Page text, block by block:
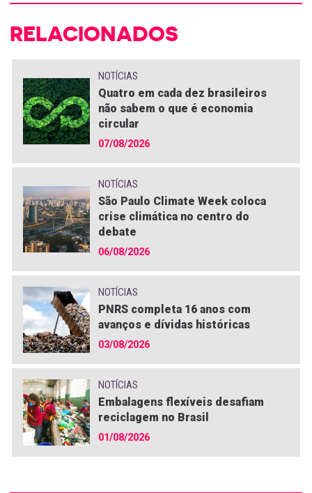
RELACIONADOS
NOTÍCIAS
Quatro em cada dez brasileiros
não sabem o que é economia
circular
07/08/2026
NOTÍCIAS
São Paulo Climate Week coloca
crise climática no centro do
debate
06/08/2026
NOTÍCIAS
PNRS completa 16 anos com
avanços e dívidas históricas
03/08/2026
NOTÍCIAS
Embalagens flexíveis desafiam
reciclagem no Brasil
01/08/2026